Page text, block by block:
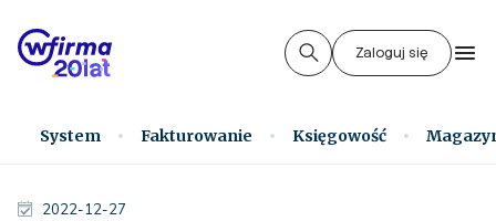
Zaloguj się
System Fakturowanie Księgowość
2022-12-27